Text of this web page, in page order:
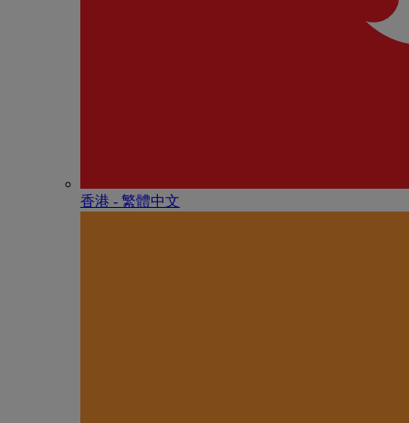
香港 - 繁體中文